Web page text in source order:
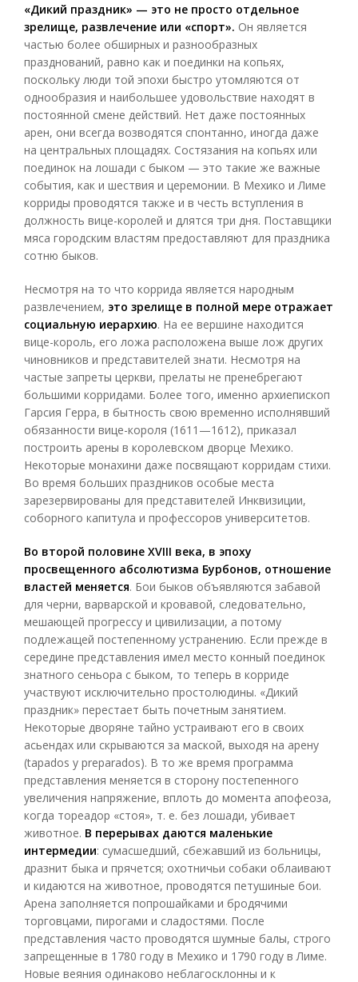
«Дикий праздник» — это не просто отдельное
зрелище, развлечение или «спорт». Он является
частью более обширных и разнообразных
празднований, равно как и поединки на копьях,
поскольку люди той эпохи быстро утомляются от
однообразия и наибольшее удовольствие находят в
постоянной смене действий. Нет даже постоянных
арен, они всегда возводятся спонтанно, иногда даже
на центральных площадях. Состязания на копьях или
поединок на лошади с быком — это такие же важные
события, как и шествия и церемонии. В Мехико и Лиме
корриды проводятся также и в честь вступления в
должность вице-королей и длятся три дня. Поставщики
мяса городским властям предоставляют для праздника
сотню быков.
Несмотря на то что коррида является народным
развлечением, это зрелище в полной мере отражает
социальную иерархию. На ее вершине находится
вице-король, его ложа расположена выше лож других
чиновников и представителей знати. Несмотря на
частые запреты церкви, прелаты не пренебрегают
большими корридами. Более того, именно архиепископ
Гарсия Герра, в бытность свою временно исполнявший
обязанности вице-короля (1611—1612), приказал
построить арены в королевском дворце Мехико.
Некоторые монахини даже посвящают корридам стихи.
Во время больших праздников особые места
зарезервированы для представителей Инквизиции,
соборного капитула и профессоров университетов.
Во второй половине XVIII века, в эпоху
просвещенного абсолютизма Бурбонов, отношение
властей меняется. Бои быков объявляются забавой
для черни, варварской и кровавой, следовательно,
мешающей прогрессу и цивилизации, а потому
подлежащей постепенному устранению. Если прежде в
середине представления имел место конный поединок
знатного сеньора с быком, то теперь в корриде
участвуют исключительно простолюдины. «Дикий
праздник» перестает быть почетным занятием.
Некоторые дворяне тайно устраивают его в своих
асьендах или скрываются за маской, выходя на арену
(tapados у preparados). В то же время программа
представления меняется в сторону постепенного
увеличения напряжение, вплоть до момента апофеоза,
когда тореадор «стоя», т. е. без лошади, убивает
животное. В перерывах даются маленькие
интермедии: сумасшедший, сбежавший из больницы,
дразнит быка и прячется; охотничьи собаки облаивают
и кидаются на животное, проводятся петушиные бои.
Арена заполняется попрошайками и бродячими
торговцами, пирогами и сладостями. После
представления часто проводятся шумные балы, строго
запрещенные в 1780 году в Мехико и 1790 году в Лиме.
Новые веяния одинаково неблагосклонны и к